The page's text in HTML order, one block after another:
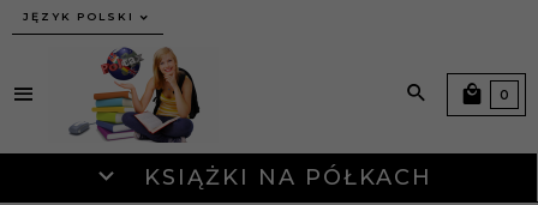
JĘZYK POLSKI
KSIĄŻKI NA PÓŁKACH
0